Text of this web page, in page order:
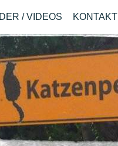
/ VIDEOS KONTAKT